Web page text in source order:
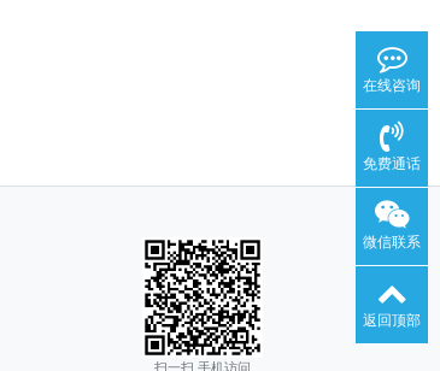
扫一扫 手机访问
在线咨询
免费通话
微信联系
返回顶部